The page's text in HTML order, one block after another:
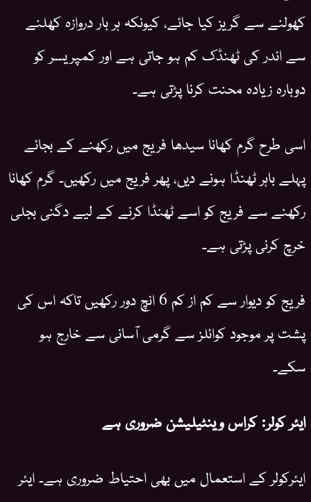
کھولنے سے گریز کیا جائے، کیونکہ ہر بار دروازہ کھلنے
سے اندر کی ٹھنڈک کم ہو جاتی ہے اور کمپریسر کو
دوبارہ زیادہ محنت کرنا پڑتی ہے۔
اسی طرح گرم کھانا سیدھا فریج میں رکھنے کے بجائے
پہلے باہر ٹھنڈا ہونے دیں، پھر فریج میں رکھیں۔ گرم کھانا
رکھنے سے فریج کو اسے ٹھنڈا کرنے کے لیے دگنی بجلی
خرچ کرنی پڑتی ہے۔
فریج کو دیوار سے کم از کم 6 انچ دور رکھیں تاکہ اس کی
پشت پر موجود کوائلز سے گرمی آسانی سے خارج ہو
سکے۔
ایئر کولر: کراس وینٹیلیشن ضروری ہے
ایئرکولر کے استعمال میں بھی احتیاط ضروری ہے۔ ایئر